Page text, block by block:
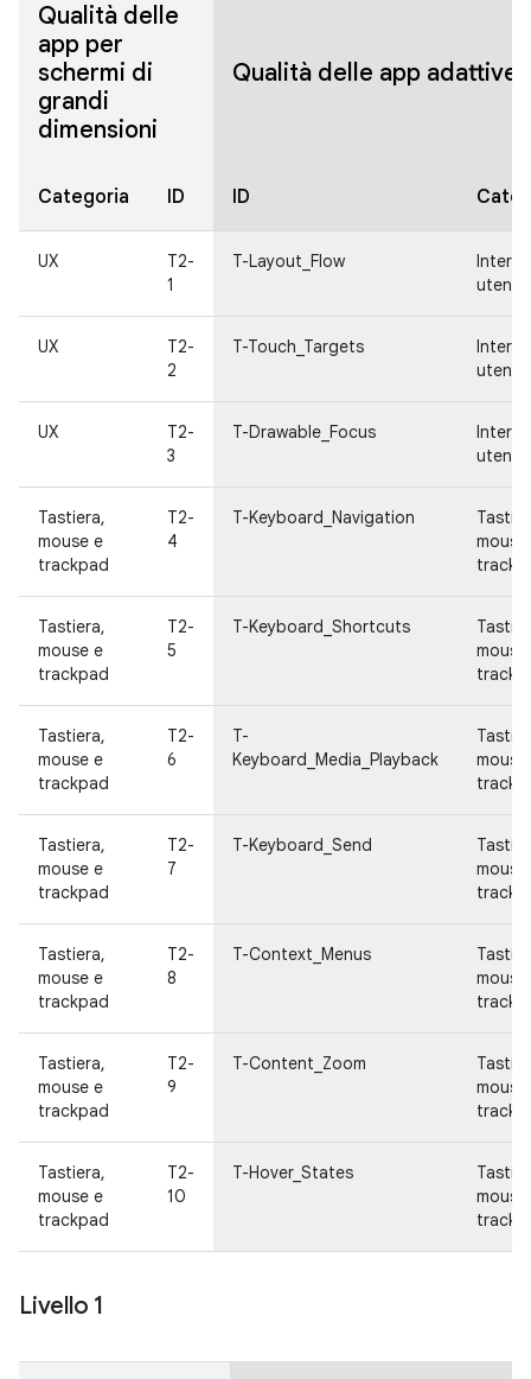
Qualità delle
app per
schermi di
grandi
dimensioni
Qualità delle app adattive
Categoria ID ID
UX
T2-
1
T-Layout_Flow
utente
UX
T2-
2
T-Touch_Targets
utente
UX
T2-
3
T-Drawable_Focus
utente
Tastiera,
mouse e
trackpad
T2-
4
T-Keyboard_Navigation
mouse
Tastiera,
mouse e
trackpad
T2-
5
T-Keyboard_Shortcuts
mouse
Tastiera,
mouse e
trackpad
T2-
6
T-
Keyboard_Media_Playback
mouse
Tastiera,
mouse e
trackpad
T2-
7
T-Keyboard_Send
mouse
Tastiera,
mouse e
trackpad
T2-
8
T-Context_Menus
mouse
Tastiera,
mouse e
trackpad
T2-
9
T-Content_Zoom
mouse
Tastiera,
mouse e
trackpad
T2-
10
T-Hover_States
mouse
Livello 1